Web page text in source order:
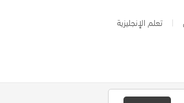
تعلم الإنجليزية